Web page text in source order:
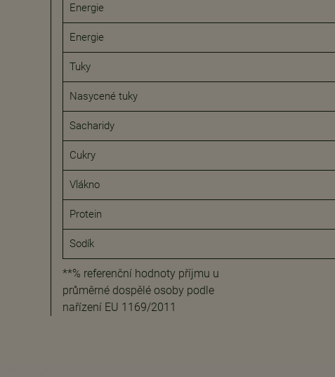
Energie
Energie
Tuky
Nasycené tuky
Sacharidy
Cukry
Vlákno
Protein
Sodík
**% referenční hodnoty příjmu u
průměrné dospělé osoby podle
nařízení EU 1169/2011